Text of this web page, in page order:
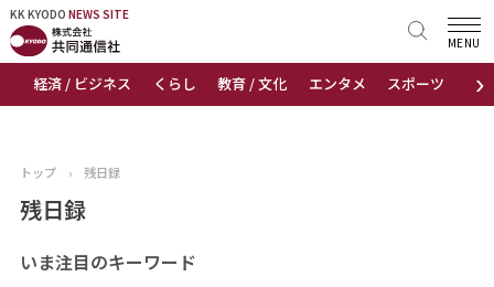
KK KYODO NEWS SITE
›
経済 / ビジネス くらし 教育 / 文化 エンタメ スポーツ 地域
MENU
KK KYODONEWS SITE
トップページ
ニュース
おすすめコンテンツ
トップ › 残日録
残日録
いま注目のキーワード